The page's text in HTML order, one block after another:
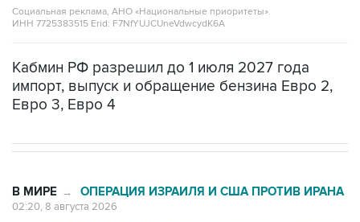
Социальная реклама, АНО «Национальные приоритеты».
ИНН 7725383515 Erid: F7NfYUJCUneVdwcydK6A
Кабмин РФ разрешил до 1 июля 2027 года
импорт, выпуск и обращение бензина Евро 2,
Евро 3, Евро 4
В МИРЕ → ОПЕРАЦИЯ ИЗРАИЛЯ И США ПРОТИВ ИРАНА
02:20, 8 августа 2026